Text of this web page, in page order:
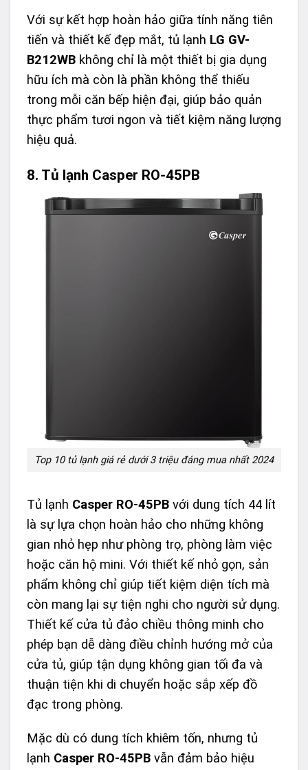
Với sự kết hợp hoàn hảo giữa tính năng tiên
tiến và thiết kế đẹp mắt, tủ lạnh LG GV-
B212WB không chỉ là một thiết bị gia dụng
hữu ích mà còn là phần không thể thiếu
trong mỗi căn bếp hiện đại, giúp bảo quản
thực phẩm tươi ngon và tiết kiệm năng lượng
hiệu quả.
8. Tủ lạnh Casper RO-45PB
Top 10 tủ lạnh giá rẻ dưới 3 triệu đáng mua nhất 2024
Tủ lạnh Casper RO-45PB với dung tích 44 lít
là sự lựa chọn hoàn hảo cho những không
gian nhỏ hẹp như phòng trọ, phòng làm việc
hoặc căn hộ mini. Với thiết kế nhỏ gọn, sản
phẩm không chỉ giúp tiết kiệm diện tích mà
còn mang lại sự tiện nghi cho người sử dụng.
Thiết kế cửa tủ đảo chiều thông minh cho
phép bạn dễ dàng điều chỉnh hướng mở của
cửa tủ, giúp tận dụng không gian tối đa và
thuận tiện khi di chuyển hoặc sắp xếp đồ
đạc trong phòng.
Mặc dù có dung tích khiêm tốn, nhưng tủ
lạnh Casper RO-45PB vẫn đảm bảo hiệu